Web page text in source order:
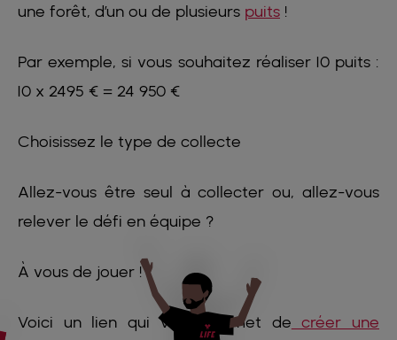
une forêt, d’un ou de plusieurs puits !
Par exemple, si vous souhaitez réaliser 10 puits :
10 x 2495 € = 24 950 €
Choisissez le type de collecte
Allez-vous être seul à collecter ou, allez-vous
relever le défi en équipe ?
À vous de jouer !
Voici un lien qui vous permet de créer une